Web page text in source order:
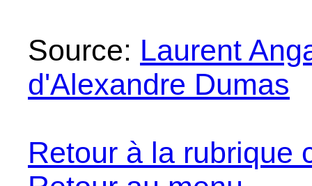
Source: Laurent
d'Alexandre Dumas
Retour à la rubrique